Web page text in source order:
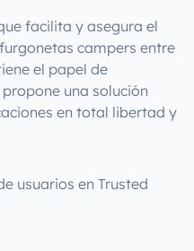
facilita y asegura el
campers entre
el papel de
una solución
en total libertad y
usuarios en Trusted